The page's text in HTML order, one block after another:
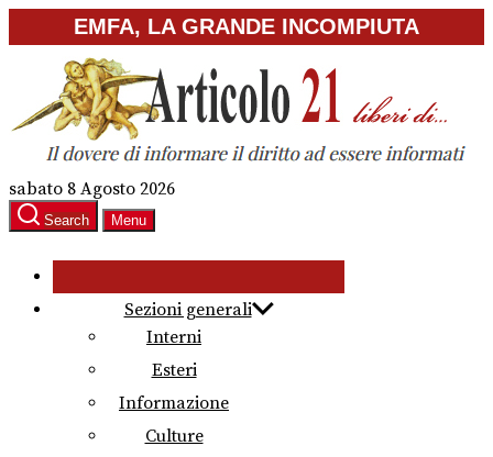
to
content
EMFA, LA GRANDE INCOMPIUTA
sabato 8 Agosto 2026
Search Menu
Sezioni generali
Interni
Esteri
Informazione
Culture